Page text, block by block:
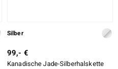
Silber
99,- €
Kanadische Jade-Silberhalskette